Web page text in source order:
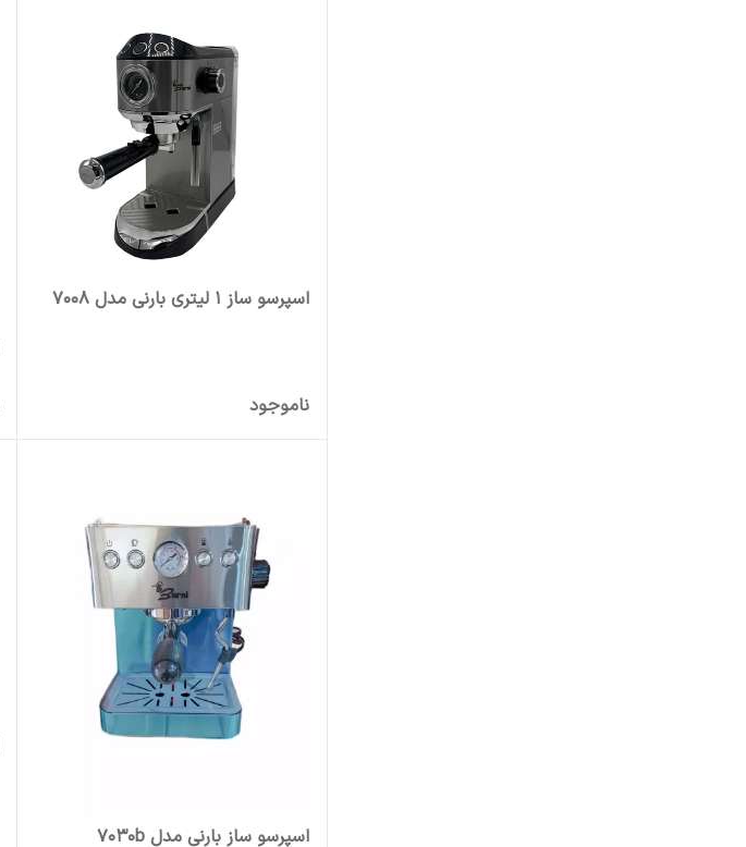
اسپرسو ساز 1 لیتری بارنی مدل 7008
ناموجود
اسپرسو ساز بارنی مدل 7030b